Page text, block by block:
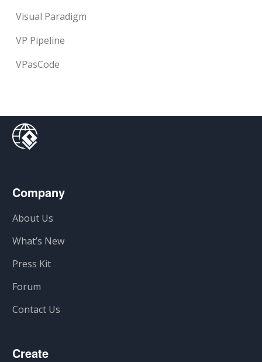
Visual Paradigm
VP Pipeline
VPasCode
Company
About Us
What’s New
Press Kit
Forum
Contact Us
Create